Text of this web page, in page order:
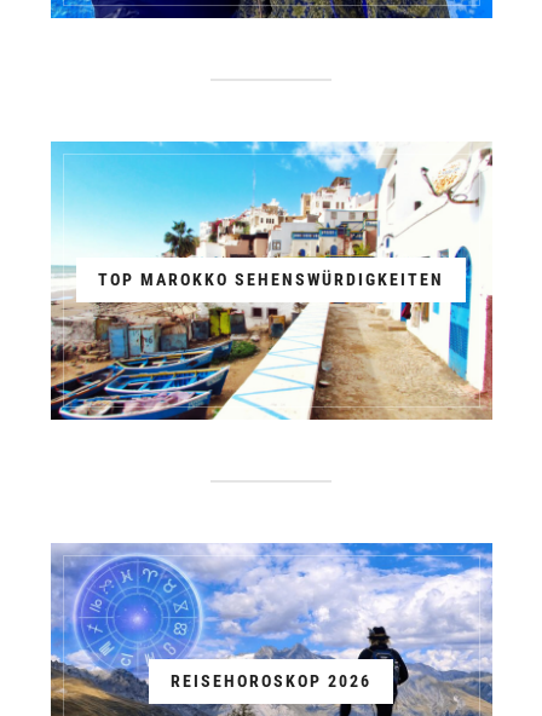
TOP MAROKKO SEHENSWÜRDIGKEITEN
REISEHOROSKOP 2026